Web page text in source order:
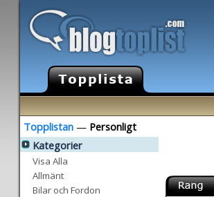
Topplistan — Personligt
Kategorier
Visa Alla
Allmänt
Bilar och Fordon